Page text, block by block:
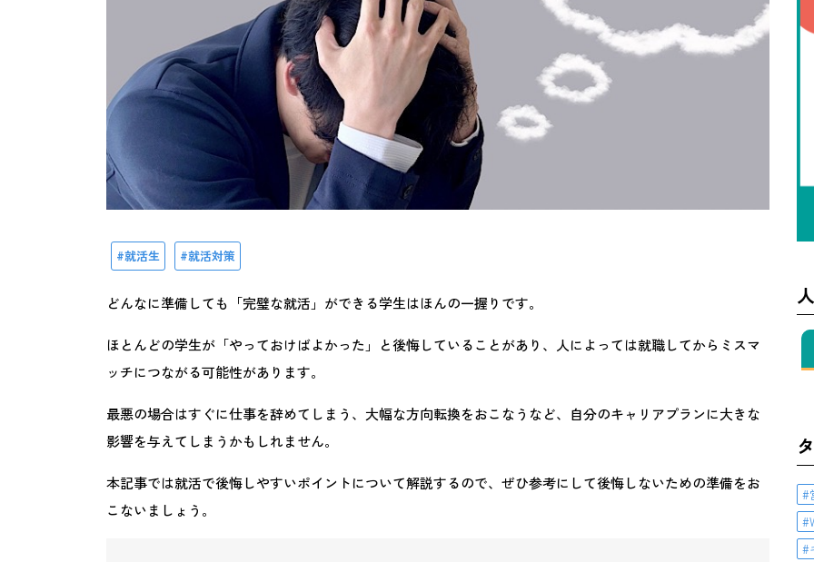
就活生 就活対策
どんなに準備しても「完璧な就活」ができる学生はほんの一握りです。
ほとんどの学生が「やっておけばよかった」と後悔していることがあり、人によっては就職してからミスマ
ッチにつながる可能性があります。
最悪の場合はすぐに仕事を辞めてしまう、大幅な方向転換をおこなうなど、自分のキャリアプランに大きな
影響を与えてしまうかもしれません。
本記事では就活で後悔しやすいポイントについて解説するので、ぜひ参考にして後悔しないための準備をお
こないましょう。